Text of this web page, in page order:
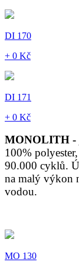
DI 170
+ 0 Kč
DI 171
+ 0 Kč
MONOLITH -
100%
90.000 cyklů.
na malý výkon
vodou.
MO 130